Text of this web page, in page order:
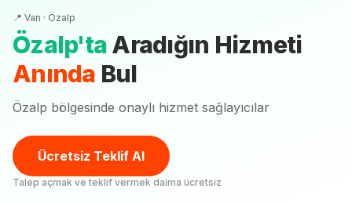
📍 Van · Özalp
Özalp'taAradığın Hizmeti
Anında Bul
Özalp bölgesinde onaylı hizmet sağlayıcılar
Ücretsiz Teklif Al
Talep açmak ve teklif vermek daima ücretsiz